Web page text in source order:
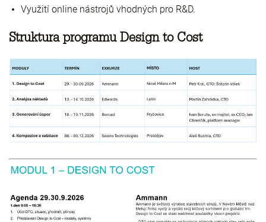
Využití online nástrojů vhodných pro R&D.
Struktura programu Design to Cost